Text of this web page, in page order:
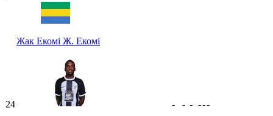
Жак Екомі Ж. Екомі
24 - - - ---